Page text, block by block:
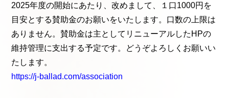
2025年度の開始にあたり、改めまして、１口1000円を
目安とする賛助金のお願いをいたします。口数の上限は
ありません。賛助金は主としてリニューアルしたHPの
維持管理に支出する予定です。どうぞよろしくお願いい
たします。
https://j-ballad.com/association